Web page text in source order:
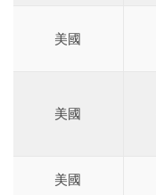
美國
美國
美國